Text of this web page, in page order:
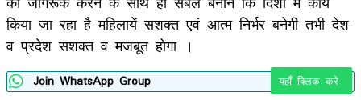
किया जा रहा है महिलायें सशक्त एवं आत्म निर्भर बनेगी तभी देश
व प्रदेश सशक्त व मजबूत होगा ।
Join WhatsApp Group यहाँ क्लिक करे